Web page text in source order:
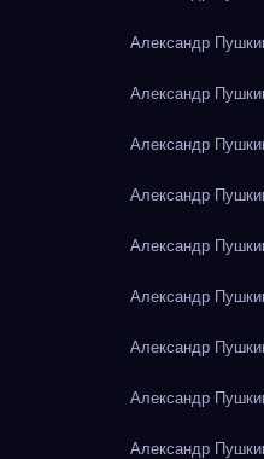
Александр
Александр
Александр
Александр
Александр
Александр
Александр
Александр
Александр